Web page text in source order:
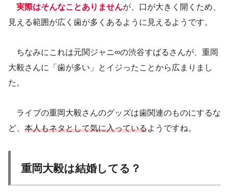
実際はそんなことありませんが、口が大きく開くため、
見える範囲が広く歯が多くあるように見えるようです。
ちなみにこれは元関ジャニ∞の渋谷すばるさんが、重岡
大毅さんに「歯が多い」とイジったことから広まりまし
た。
ライブの重岡大毅さんのグッズは歯関連のものにするな
ど、 本人もネタとして気に入っているようですね。
重岡大毅は結婚してる？